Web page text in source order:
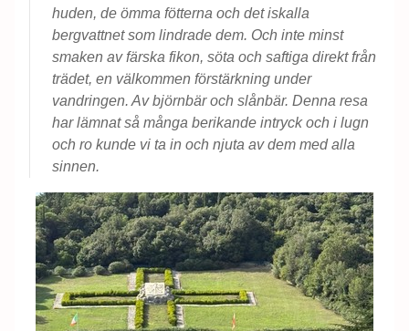
huden, de ömma fötterna och det iskalla
bergvattnet som lindrade dem. Och inte minst
smaken av färska fikon, söta och saftiga direkt från
trädet, en välkommen förstärkning under
vandringen. Av björnbär och slånbär. Denna resa
har lämnat så många berikande intryck och i lugn
och ro kunde vi ta in och njuta av dem med alla
sinnen.